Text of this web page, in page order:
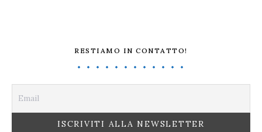
RESTIAMO IN CONTATTO!